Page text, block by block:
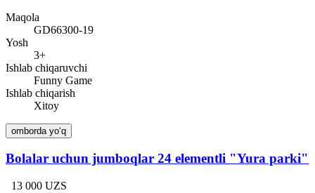
Maqola
GD66300-19
Yosh
3+
Ishlab chiqaruvchi
Funny Game
Ishlab chiqarish
Xitoy
omborda yo‘q
Bolalar uchun jumboqlar 24 elementli "Yura parki"
13 000 UZS